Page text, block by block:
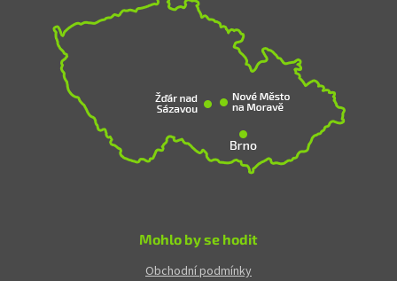
Mohlo by se hodit
Obchodní podmínky